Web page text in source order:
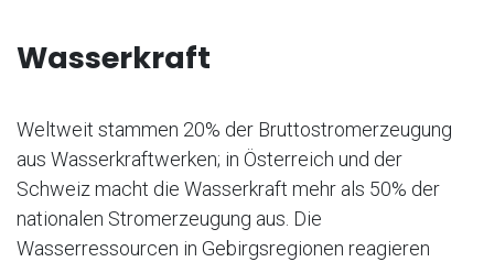
Wasserkraft
Weltweit stammen 20% der Bruttostromerzeugung
aus Wasserkraftwerken; in Österreich und der
Schweiz macht die Wasserkraft mehr als 50% der
nationalen Stromerzeugung aus. Die
Wasserressourcen in Gebirgsregionen reagieren